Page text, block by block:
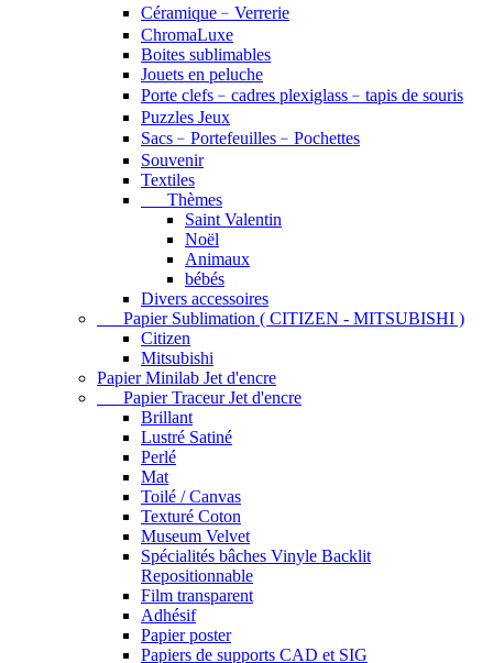
Céramique﹣Verrerie
ChromaLuxe
Boites sublimables
Jouets en peluche
Porte clefs﹣cadres plexiglass﹣tapis de souris
Puzzles Jeux
Sacs﹣Portefeuilles﹣Pochettes
Souvenir
Textiles
Thèmes
Saint Valentin
Noël
Animaux
bébés
Divers accessoires
Papier Sublimation ( CITIZEN - MITSUBISHI )
Citizen
Mitsubishi
Papier Minilab Jet d'encre
Papier Traceur Jet d'encre
Brillant
Lustré Satiné
Perlé
Mat
Toilé / Canvas
Texturé Coton
Museum Velvet
Spécialités bâches Vinyle Backlit
Repositionnable
Film transparent
Adhésif
Papier poster
Papiers de supports CAD et SIG